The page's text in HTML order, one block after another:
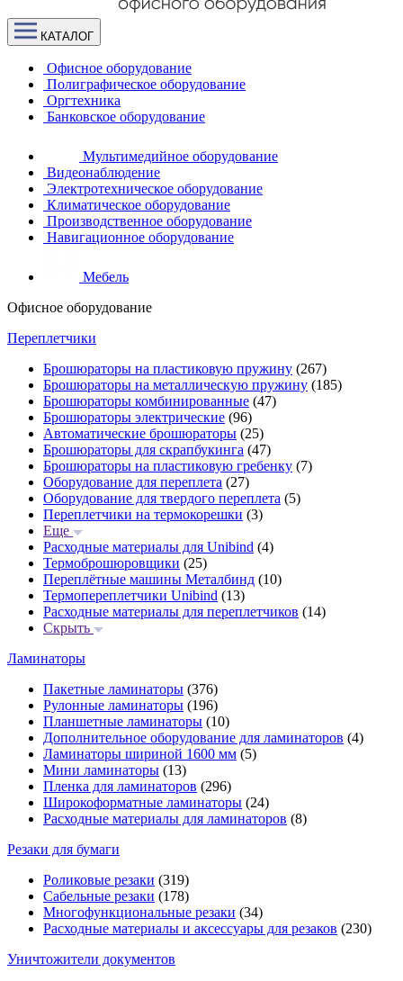
КАТАЛОГ
Офисное оборудование
Полиграфическое оборудование
Оргтехника
Банковское оборудование
Мультимедийное оборудование
Видеонаблюдение
Электротехническое оборудование
Климатическое оборудование
Производственное оборудование
Навигационное оборудование
Мебель
Офисное оборудование
Переплетчики
Брошюраторы на пластиковую пружину (267)
Брошюраторы на металлическую пружину (185)
Брошюраторы комбинированные (47)
Брошюраторы электрические (96)
Автоматические брошюраторы (25)
Брошюраторы для скрапбукинга (47)
Брошюраторы на пластиковую гребенку (7)
Оборудование для переплета (27)
Оборудование для твердого переплета (5)
Переплетчики на термокорешки (3)
Еще
Расходные материалы для Unibind (4)
Термоброшюровщики (25)
Переплётные машины Металбинд (10)
Термопереплетчики Unibind (13)
Расходные материалы для переплетчиков (14)
Скрыть
Ламинаторы
Пакетные ламинаторы (376)
Рулонные ламинаторы (196)
Планшетные ламинаторы (10)
Дополнительное оборудование для ламинаторов (4)
Ламинаторы шириной 1600 мм (5)
Мини ламинаторы (13)
Пленка для ламинаторов (296)
Широкоформатные ламинаторы (24)
Расходные материалы для ламинаторов (8)
Резаки для бумаги
Роликовые резаки (319)
Сабельные резаки (178)
Многофункциональные резаки (34)
Расходные материалы и аксессуары для резаков (230)
Уничтожители документов